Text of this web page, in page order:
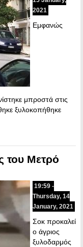
2021
Εμφανώς
μπροστά στις
ξυλοκοπήθηκε
του Μετρό
19:59 -
Thursday, 14
January, 2021
Σοκ προκαλεί
ο άγριος
ξυλοδαρμός